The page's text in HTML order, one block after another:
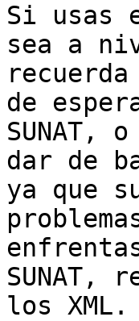
Si usas
sea a
de
dar de
ya que
SUNAT,
los XML.